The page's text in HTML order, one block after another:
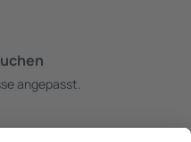
angepasst.